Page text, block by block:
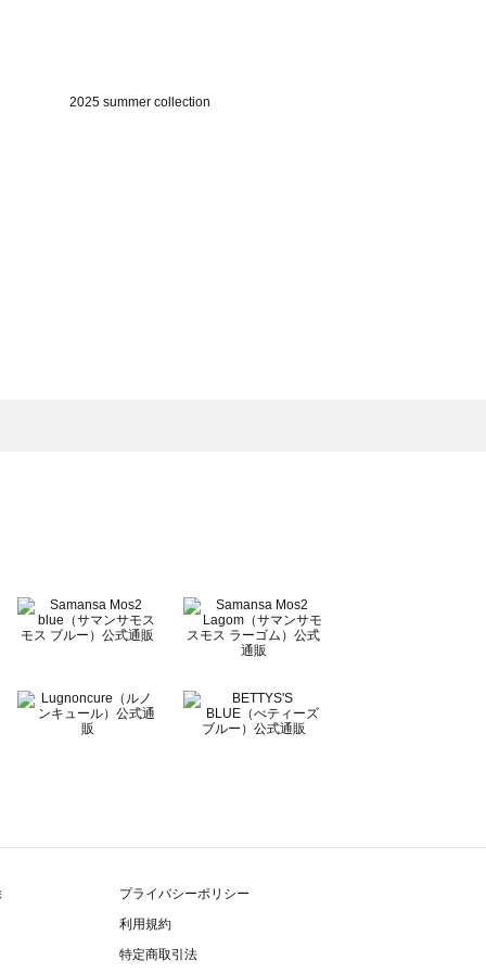
プライバシーポリシー
利用規約
特定商取引法